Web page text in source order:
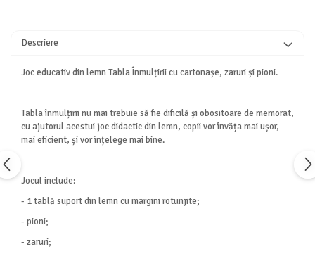
Descriere
Joc educativ din lemn Tabla Înmulțirii cu cartonașe, zaruri și pioni.
Tabla înmulțirii nu mai trebuie să fie dificilă și obositoare de memorat,
cu ajutorul acestui joc didactic din lemn, copii vor învăța mai ușor,
mai eficient, și vor înțelege mai bine.
Jocul include:
- 1 tablă suport din lemn cu margini rotunjite;
- pioni;
- zaruri;